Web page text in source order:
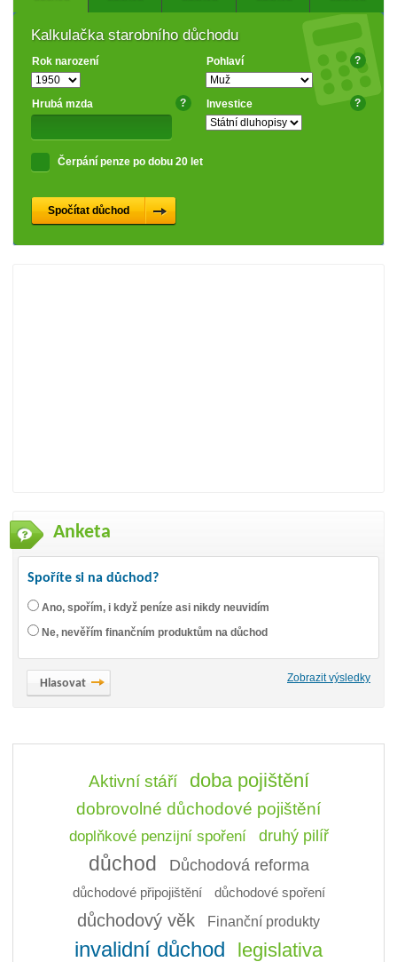
Kalkulačka starobního důchodu
Rok narození Pohlaví ?
Hrubá mzda ? Investice ?
Čerpání penze po dobu 20 let
Anketa
Spoříte si na důchod?
Ano, spořím, i když peníze asi nikdy neuvidím
Ne, nevěřím finančním produktům na důchod
Zobrazit výsledky
Aktivní stáří doba pojištění
dobrovolné důchodové pojištění
doplňkové penzijní spoření druhý pilíř
důchod Důchodová reforma
důchodové připojištění důchodové spoření
důchodový věk Finanční produkty
invalidní důchod legislativa